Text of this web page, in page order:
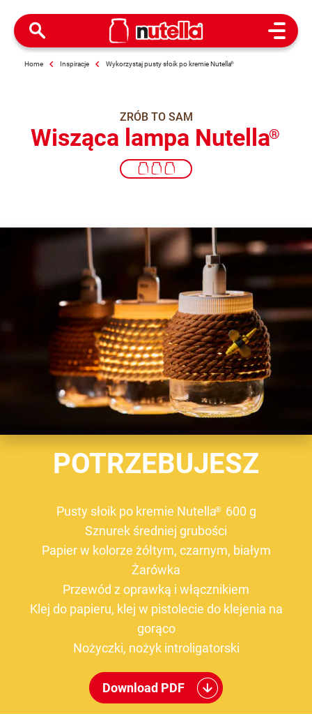
Open
Home Inspiracje Wykorzystaj pusty słoik po kremie Nutella®
ZRÓB TO SAM
Wisząca lampa Nutella®
POTRZEBUJESZ
Pusty słoik po kremie Nutella®
600 g
Sznurek średniej grubości
Papier w kolorze żółtym, czarnym, białym
Żarówka
Przewód z oprawką i włącznikiem
Klej do papieru, klej w pistolecie do klejenia na
gorąco
Nożyczki, nożyk introligatorski
Download PDF